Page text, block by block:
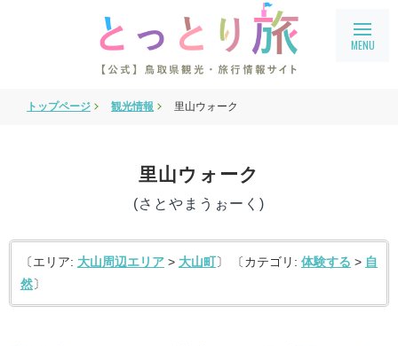
旅行会社・企業向け情報
鳥取県フィルムコミッション
アクセス
会員ページ
トップページ 観光情報 里山ウォーク
里山ウォーク
(さとやまうぉーく)
〔エリア: 大山周辺エリア > 大山町〕 〔カテゴリ: 体験する > 自
然〕